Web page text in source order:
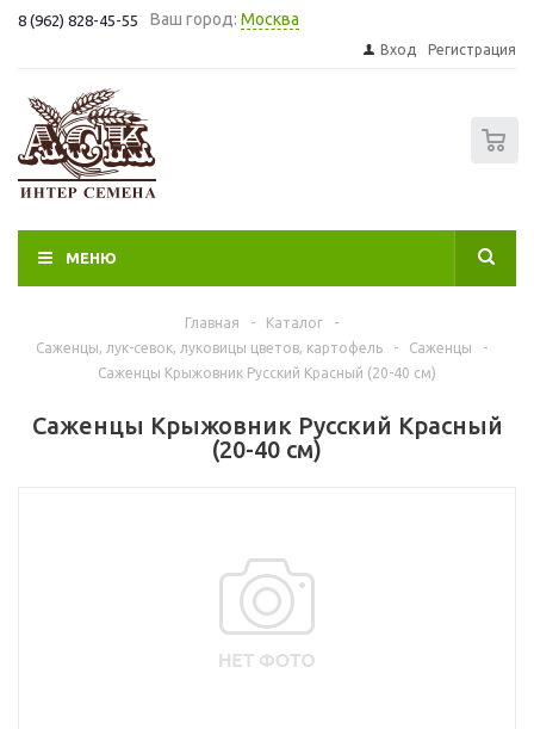
8 (962) 828-45-55 Ваш город: Москва
Вход Регистрация
МЕНЮ
Главная - Каталог
-
Саженцы, лук-севок, луковицы цветов, картофель
- Саженцы
-
Саженцы Крыжовник Русский Красный (20-40 см)
Саженцы Крыжовник Русский Красный
(20-40 см)